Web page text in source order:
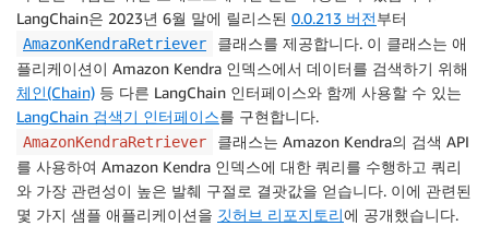
LangChain은 2023년 6월 말에 릴리스된 0.0.213 버전부터
AmazonKendraRetriever
클래스를 제공합니다. 이 클래스는 애
플리케이션이 Amazon Kendra 인덱스에서 데이터를 검색하기 위해
체인(Chain) 등 다른 LangChain 인터페이스와 함께 사용할 수 있는
LangChain 검색기 인터페이스를 구현합니다.
AmazonKendraRetriever
클래스는 Amazon Kendra의 검색 API
를 사용하여 Amazon Kendra 인덱스에 대한 쿼리를 수행하고 쿼리
와 가장 관련성이 높은 발췌 구절로 결괏값을 얻습니다. 이에 관련된
몇 가지 샘플 애플리케이션을 깃허브 리포지토리에 공개했습니다.